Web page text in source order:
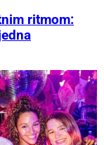
ritmom: